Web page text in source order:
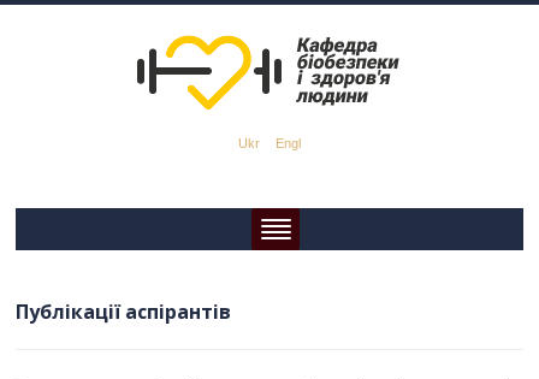
Ukr Engl
Публікації аспірантів